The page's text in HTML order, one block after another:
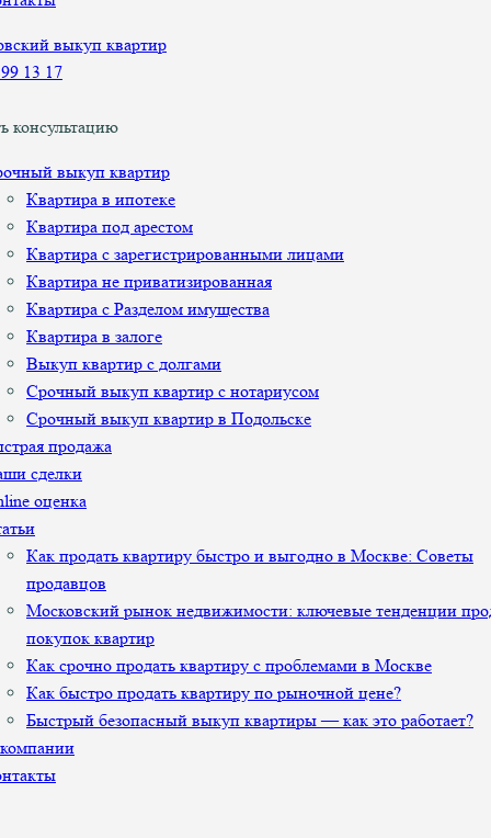
13 17
консультацию
выкуп квартир
Квартира в ипотеке
Квартира под арестом
Квартира с зарегистрированными лицами
Квартира не приватизированная
Квартира с Разделом имущества
Квартира в залоге
Выкуп квартир с долгами
Срочный выкуп квартир с нотариусом
Срочный выкуп квартир в Подольске
продажа
сделки
оценка
Как продать квартиру быстро и выгодно в Москве: Советы
продавцов
Московский рынок недвижимости: ключевые тенденции
покупок квартир
Как срочно продать квартиру с проблемами в Москве
Как быстро продать квартиру по рыночной цене?
Быстрый безопасный выкуп квартиры — как это работает?